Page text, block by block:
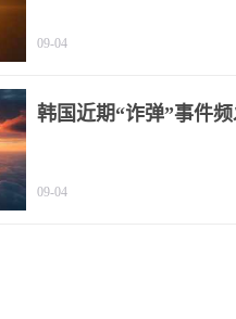
09-04
韩国近期“诈弹”事件
09-04